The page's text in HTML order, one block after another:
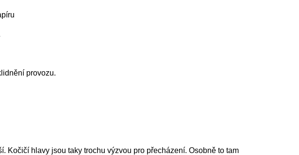
provozu.
hlavy jsou taky trochu výzvou pro přecházení. Osobně to tam